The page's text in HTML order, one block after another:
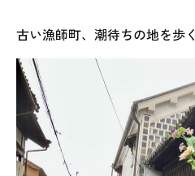
古い漁師町、潮待ちの地を歩く